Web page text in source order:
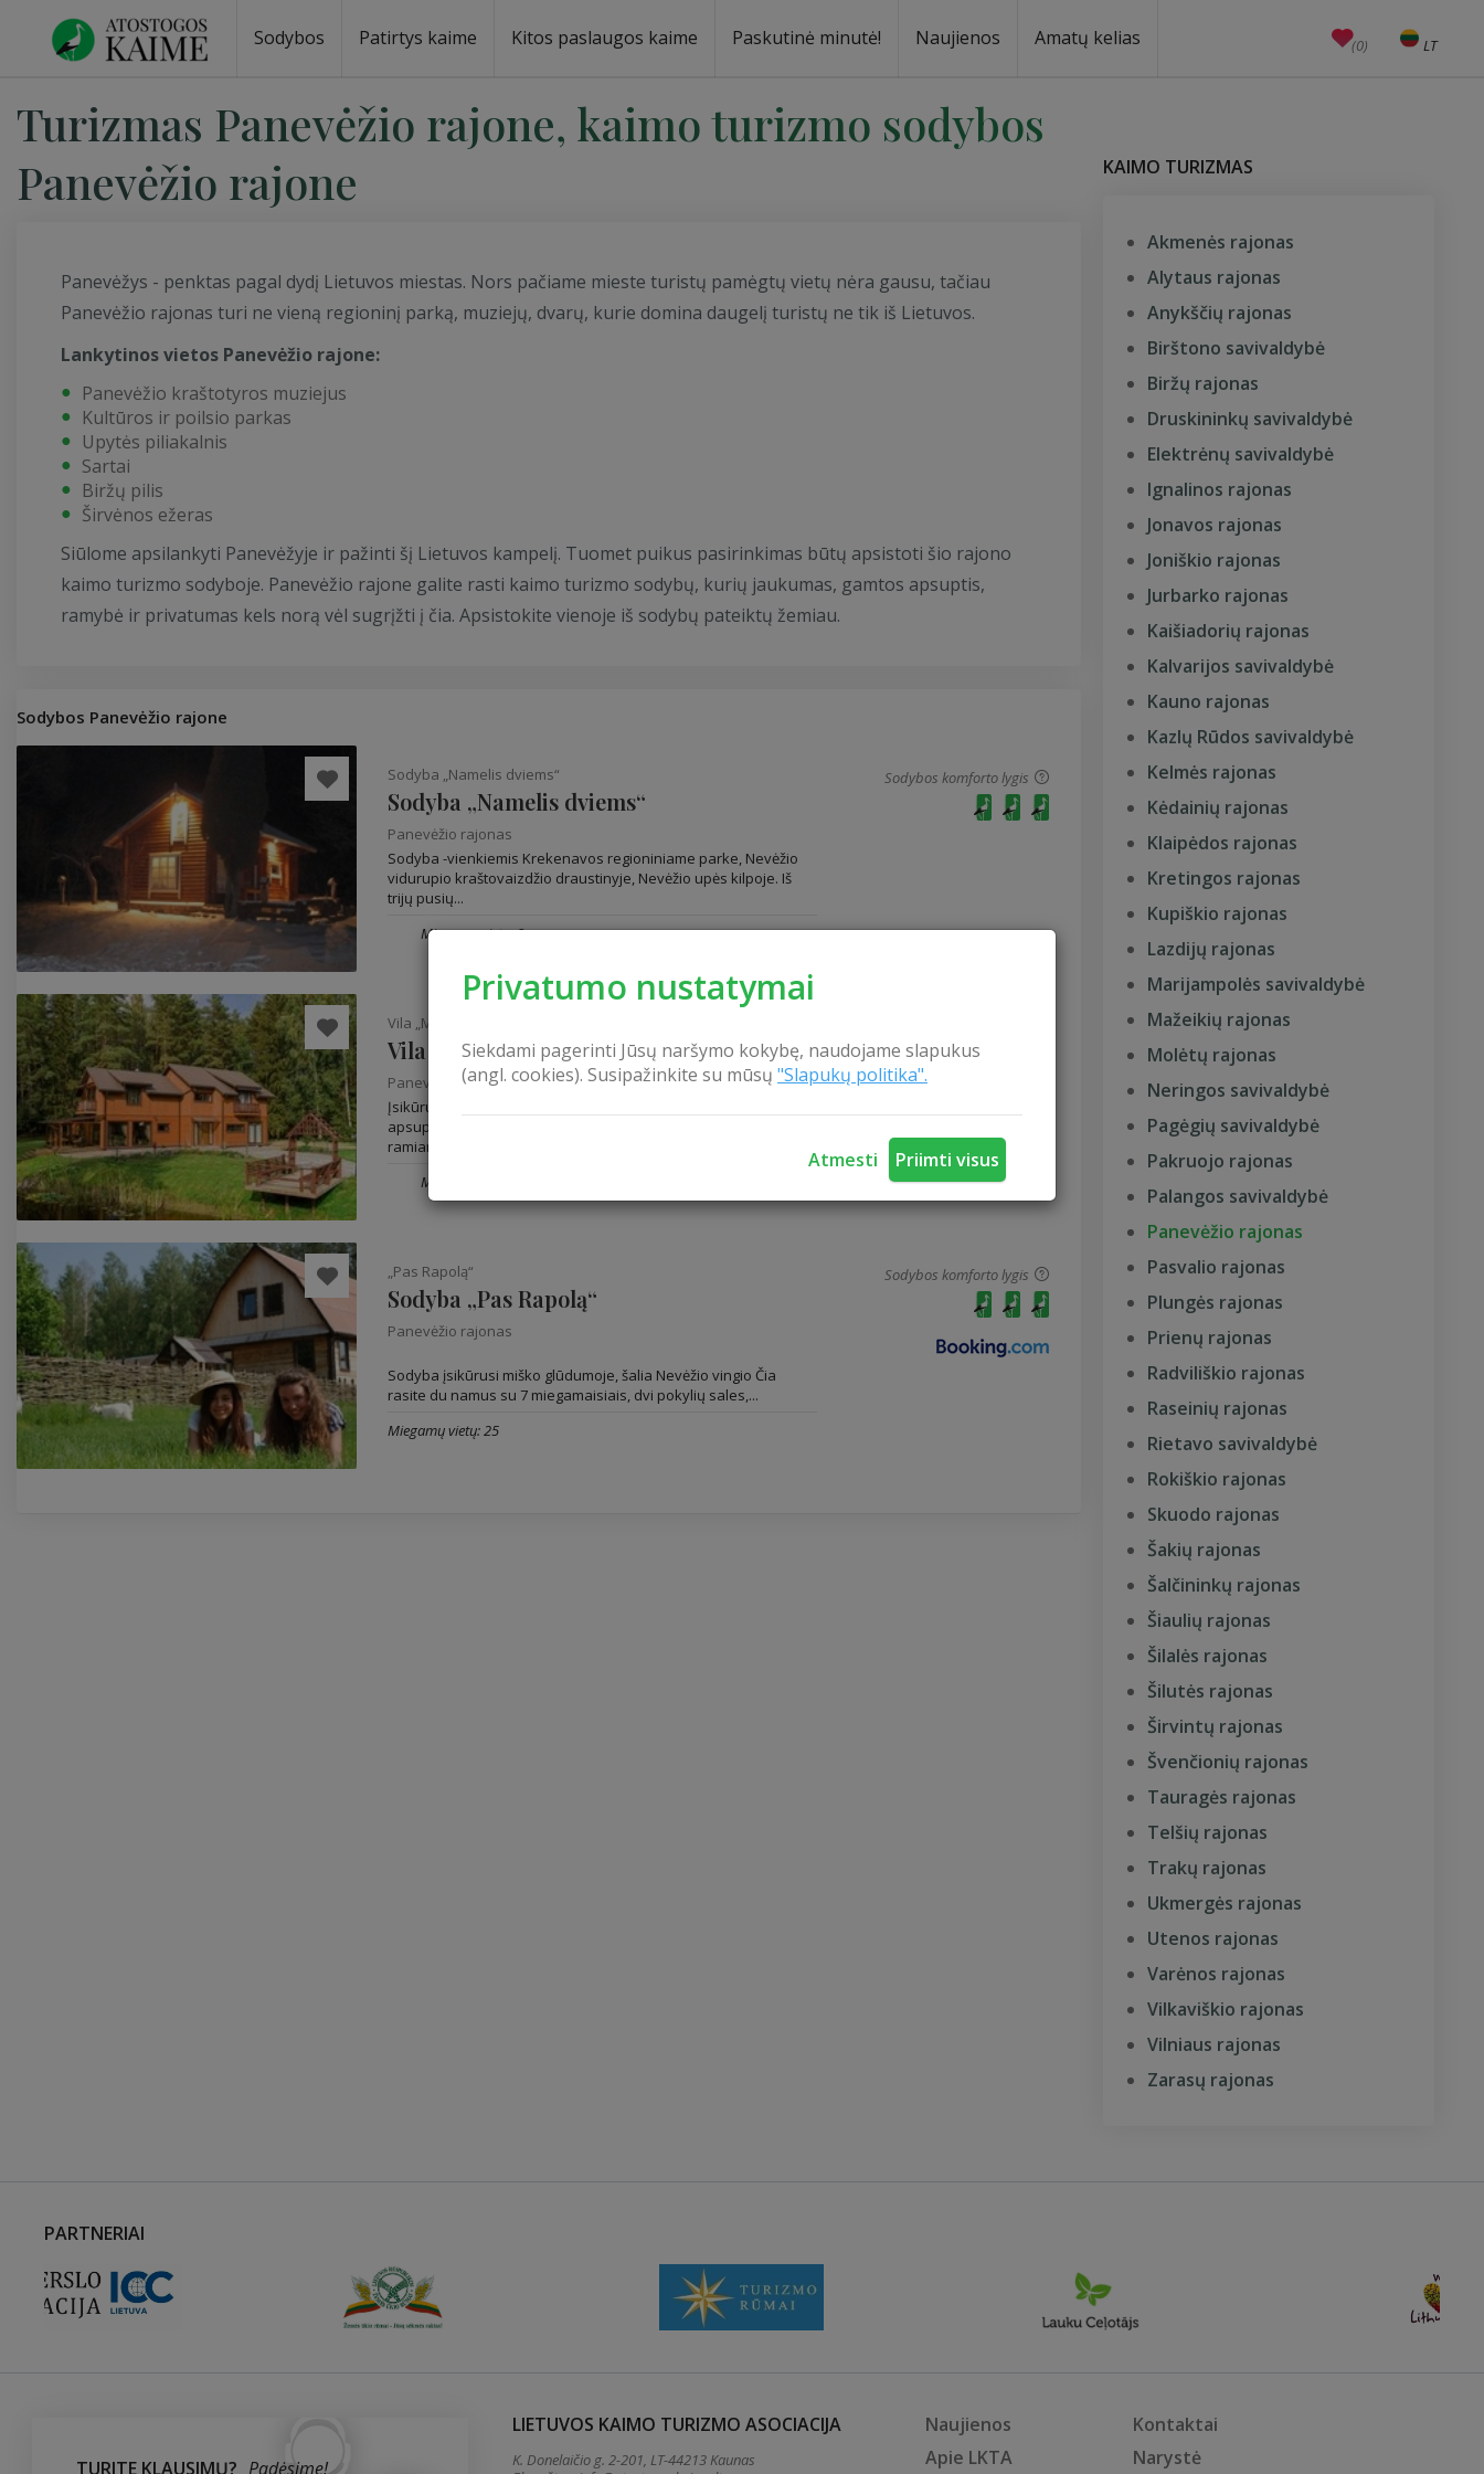
Privatumo nustatymai
Siekdami pagerinti Jūsų naršymo kokybę, naudojame slapukus
(angl. cookies). Susipažinkite su mūsų "Slapukų politika".
Atmesti Priimti visus
Sodybos Patirtys kaime Kitos paslaugos kaime Paskutinė minutė! Naujienos Amatų kelias (0) LT
EN
Turizmas Panevėžio rajone, kaimo turizmo sodybos
Panevėžio rajone
Panevėžys - penktas pagal dydį Lietuvos miestas. Nors pačiame mieste turistų pamėgtų vietų nėra gausu, tačiau
Panevėžio rajonas turi ne vieną regioninį parką, muziejų, dvarų, kurie domina daugelį turistų ne tik iš Lietuvos.
Lankytinos vietos Panevėžio rajone:
Panevėžio kraštotyros muziejus
Kultūros ir poilsio parkas
Upytės piliakalnis
Sartai
Biržų pilis
Širvėnos ežeras
Siūlome apsilankyti Panevėžyje ir pažinti šį Lietuvos kampelį. Tuomet puikus pasirinkimas būtų apsistoti šio rajono
kaimo turizmo sodyboje. Panevėžio rajone galite rasti kaimo turizmo sodybų, kurių jaukumas, gamtos apsuptis,
ramybė ir privatumas kels norą vėl sugrįžti į čia. Apsistokite vienoje iš sodybų pateiktų žemiau.
Sodybos Panevėžio rajone
Sodyba „Namelis dviems“
Sodyba „Namelis dviems“
Panevėžio rajonas
Sodyba -vienkiemis Krekenavos regioniniame parke, Nevėžio
vidurupio kraštovaizdžio draustinyje, Nevėžio upės kilpoje. Iš
trijų pusių...
Sodybos komforto lygis
Miegamų vietų: 2
Vila „Medėja“
Vila „Medėja“
Panevėžio rajonas
Įsikūrusi Panevėžio rajone, nacionaliniame draustinyje, pušyno
apsuptyje naujai įrengta Vila Medėja laukia visų atvykstančių
ramiam poilsiui,...
Miegamų vietų: 20
„Pas Rapolą“
Sodyba „Pas Rapolą“
Panevėžio rajonas
Sodyba įsikūrusi miško glūdumoje, šalia Nevėžio vingio Čia
rasite du namus su 7 miegamaisiais, dvi pokylių sales,...
Sodybos komforto lygis
Miegamų vietų: 25
KAIMO TURIZMAS
Akmenės rajonas
Alytaus rajonas
Anykščių rajonas
Birštono savivaldybė
Biržų rajonas
Druskininkų savivaldybė
Elektrėnų savivaldybė
Ignalinos rajonas
Jonavos rajonas
Joniškio rajonas
Jurbarko rajonas
Kaišiadorių rajonas
Kalvarijos savivaldybė
Kauno rajonas
Kazlų Rūdos savivaldybė
Kelmės rajonas
Kėdainių rajonas
Klaipėdos rajonas
Kretingos rajonas
Kupiškio rajonas
Lazdijų rajonas
Marijampolės savivaldybė
Mažeikių rajonas
Molėtų rajonas
Neringos savivaldybė
Pagėgių savivaldybė
Pakruojo rajonas
Palangos savivaldybė
Panevėžio rajonas
Pasvalio rajonas
Plungės rajonas
Prienų rajonas
Radviliškio rajonas
Raseinių rajonas
Rietavo savivaldybė
Rokiškio rajonas
Skuodo rajonas
Šakių rajonas
Šalčininkų rajonas
Šiaulių rajonas
Šilalės rajonas
Šilutės rajonas
Širvintų rajonas
Švenčionių rajonas
Tauragės rajonas
Telšių rajonas
Trakų rajonas
Ukmergės rajonas
Utenos rajonas
Varėnos rajonas
Vilkaviškio rajonas
Vilniaus rajonas
Zarasų rajonas
PARTNERIAI
TURITE KLAUSIMŲ? Padėsime!
LIETUVOS KAIMO TURIZMO ASOCIACIJA
K. Donelaičio g. 2-201, LT-44213 Kaunas
Naujienos
Kontaktai
Apie LKTA
Narystė